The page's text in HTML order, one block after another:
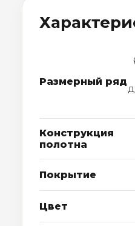
Размерный ряд
Конструкция
полотна
Покрытие
Цвет